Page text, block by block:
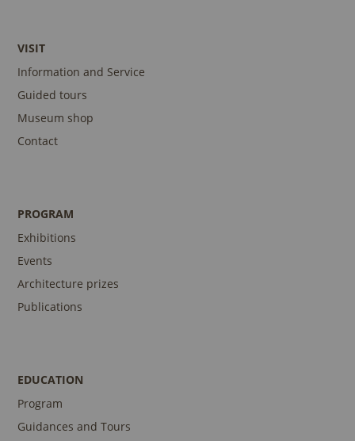
VISIT
Information and Service
Guided tours
Museum shop
Contact
PROGRAM
Exhibitions
Events
Architecture prizes
Publications
EDUCATION
Program
Guidances and Tours